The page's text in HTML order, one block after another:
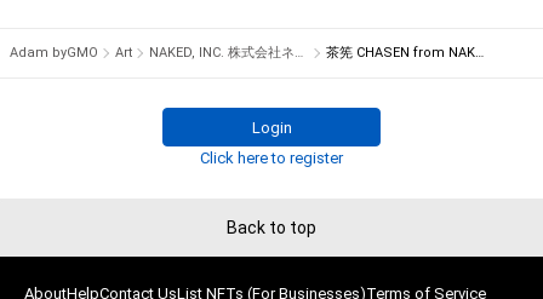
Adam byGMO Art NAKED, INC. 株式会社ネイキッド 茶筅 CHASEN from NAKED ART STATION -KYOTO- NFT 03
Login
Click here to register
Back to top
AboutHelpContact UsList NFTs (For Businesses)Terms of Service